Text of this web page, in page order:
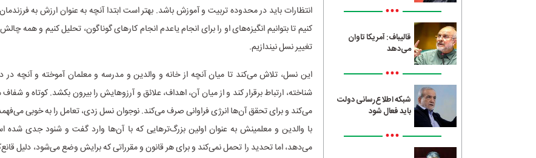
•••
قالیباف: آمریکا تاوان
می‌دهد
•••
شبکه اطلاع‌رسانی دولت
باید فعال شود
•••
انتظارات باید در محدوده تربیت و آموزش باشد. بهتر است ابتدا آنچه به عنوان ارزش به
کنیم تا بتوانیم انگیزه‌های او را برای انجام یاعدم انجام کارهای گوناگون، تحلیل کنیم و همه
تغییر نسل نیندازیم.
این نسل، تلاش می‌کند تا میان آنچه از خانه و والدین و مدرسه و معلمان آموخته و آنچه در
شناخته، ارتباط برقرار کند و از میان آن، اهداف، علائق و آرزوهایش را بیرون بکشد. کوتاه و
می‌کند و برای تحقق آن‌ها انرژی فراوانی صرف می‌کند. نوجوان نسل زدی، تعامل را به خوبی
با والدین و معلمینش به عنوان اولین بزرگ‌ترهایی که با آن‌ها وارد گفت و شنود جدی شده
می‌دهد، اما تحدید را تحمل نمی‌کند و برای هر قانون و مقرراتی که برایش وضع می‌شود، دلیل